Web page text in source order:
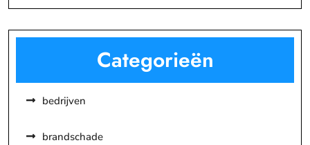
Categorieën
bedrijven
brandschade